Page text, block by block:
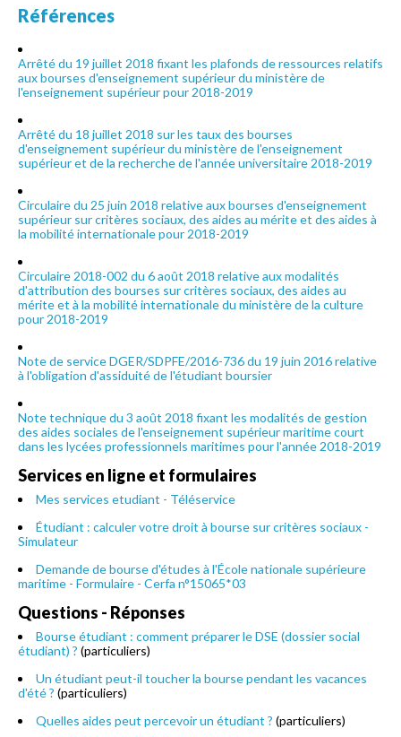
Références
Arrêté du 19 juillet 2018 fixant les plafonds de ressources relatifs
aux bourses d'enseignement supérieur du ministère de
l'enseignement supérieur pour 2018-2019
Arrêté du 18 juillet 2018 sur les taux des bourses
d'enseignement supérieur du ministère de l'enseignement
supérieur et de la recherche de l'année universitaire 2018-2019
Circulaire du 25 juin 2018 relative aux bourses d'enseignement
supérieur sur critères sociaux, des aides au mérite et des aides à
la mobilité internationale pour 2018-2019
Circulaire 2018-002 du 6 août 2018 relative aux modalités
d'attribution des bourses sur critères sociaux, des aides au
mérite et à la mobilité internationale du ministère de la culture
pour 2018-2019
Note de service DGER/SDPFE/2016-736 du 19 juin 2016 relative
à l'obligation d'assiduité de l'étudiant boursier
Note technique du 3 août 2018 fixant les modalités de gestion
des aides sociales de l'enseignement supérieur maritime court
dans les lycées professionnels maritimes pour l'année 2018-2019
Services en ligne et formulaires
Mes services etudiant - Téléservice
Étudiant : calculer votre droit à bourse sur critères sociaux -
Simulateur
Demande de bourse d'études à l'École nationale supérieure
maritime - Formulaire - Cerfa n°15065*03
Questions - Réponses
Bourse étudiant : comment préparer le DSE (dossier social
étudiant) ? (particuliers)
Un étudiant peut-il toucher la bourse pendant les vacances
d'été ? (particuliers)
Quelles aides peut percevoir un étudiant ? (particuliers)